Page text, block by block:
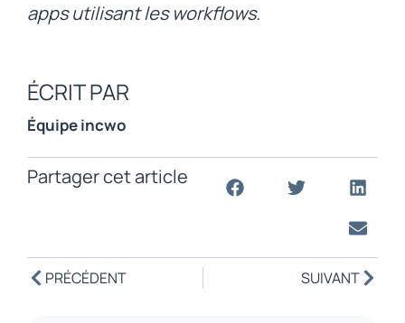
apps utilisant les workflows.
ÉCRIT PAR
Équipe incwo
Partager cet article
PRÉCÉDENT SUIVANT